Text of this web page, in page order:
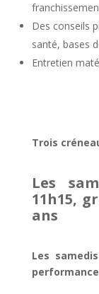
Des conseils
santé, bases
Entretien
Trois
Les
11h15,
ans
Les
performance